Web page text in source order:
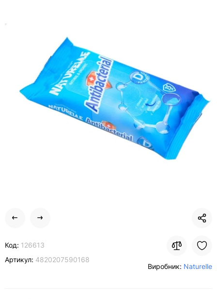
Код: 126613
Артикул: 4820207590168
Виробник: Naturelle